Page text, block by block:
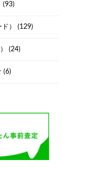
(93)
ド） (129)
(24)
(6)